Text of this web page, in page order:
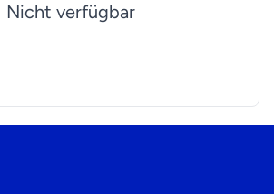
Nicht verfügbar